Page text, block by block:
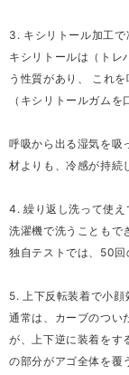
3. キシリトール加工
キシリトールは（トレ
う性質があり、 これ
（キシリトールガム
呼吸から出る湿気を吸
材よりも、冷感が持続
4. 繰り返し洗って使え
洗濯機で洗うこともで
独自テストでは、50回
5. 上下反転装着で小顔
通常は、カーブのつい
が、上下逆に装着をす
の部分がアゴ全体を覆